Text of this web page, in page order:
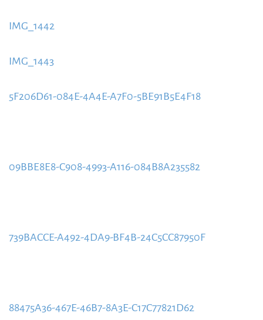
IMG_1442
IMG_1443
5F206D61-084E-4A4E-A7F0-5BE91B5E4F18
09BBE8E8-C908-4993-A116-084B8A235582
739BACCE-A492-4DA9-BF4B-24C5CC87950F
88475A36-467E-46B7-8A3E-C17C77821D62